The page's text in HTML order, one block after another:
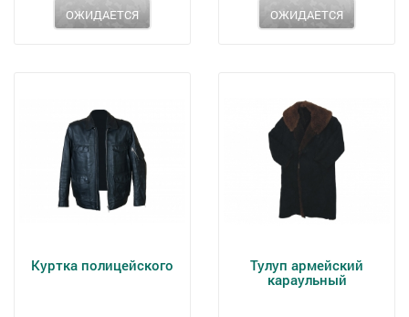
ОЖИДАЕТСЯ ОЖИДАЕТСЯ
Куртка полицейского
Тулуп армейский
караульный